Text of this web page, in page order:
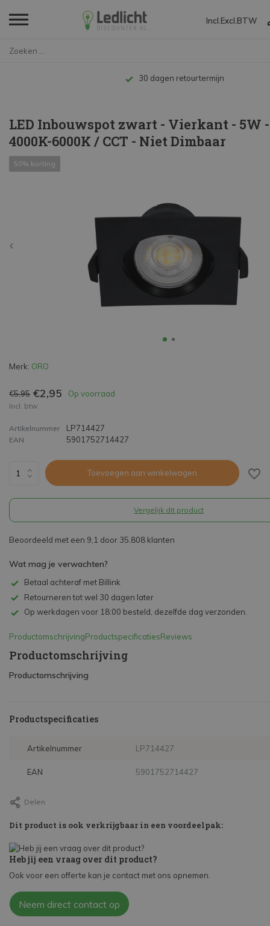
Incl. Excl. BTW
30 dagen retourtermijn
LED Inbouwspot zwart - Vierkant - 5W -
4000K-6000K / CCT - Niet Dimbaar
50% korting
Merk: ORO
€5,95 €2,95 Op voorraad
Incl. btw
Artikelnummer LP714427
EAN 5901752714427
Toevoegen aan winkelwagen
Vergelijk dit product
Beoordeeld met een 9,1 door 35.808 klanten
Wat mag je verwachten?
Betaal achteraf met Billink
Retourneren tot wel 30 dagen later
Op werkdagen voor 18:00 besteld, dezelfde dag verzonden.
ProductomschrijvingProductspecificatiesReviews
Productomschrijving
Productomschrijving
Productspecificaties
Artikelnummer LP714427
EAN 5901752714427
Delen
Dit product is ook verkrijgbaar in een voordeelpak:
Heb jij een vraag over dit product?
Ook voor een offerte kan je contact met ons opnemen.
Neem direct contact op